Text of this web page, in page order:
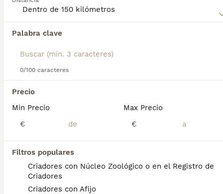
Palabra clave
0/100 caracteres
Precio
Min Precio
€
Max Precio
€
Filtros populares
Criadores con Núcleo Zoológico o en el Registro de
Criadores
Criadores con Afijo
página de consejos sobre el Schapendoes
Encontramos 0 Schapendoes Perros para
Baleares.
Si deseas exactamente esta búsqueda guarda tu
¿Cuánto cuesta un perro de
Schapendoes?